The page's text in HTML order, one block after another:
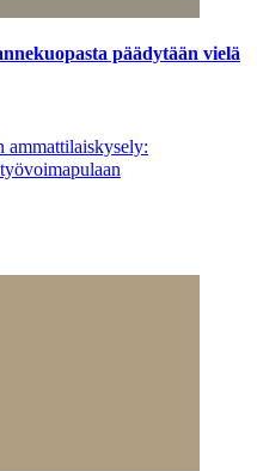
päädytään vielä
ammattilaiskysely: